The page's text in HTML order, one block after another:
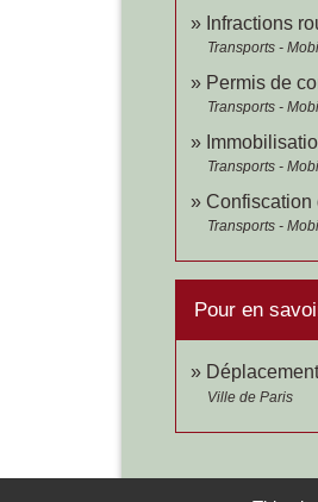
Infractions
Transports -
Permis de
Transports -
Transports -
Confiscation
Transports -
Pour en
Ville de Paris